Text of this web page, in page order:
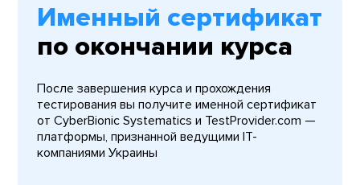
Именный сертификат
по окончании курса
После завершения курса и прохождения
тестирования вы получите именной сертификат
от CyberBionic Systematics и TestProvider.com —
платформы, признанной ведущими IT-
компаниями Украины